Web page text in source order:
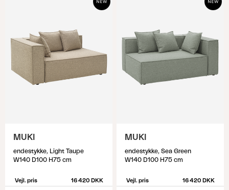
MUKI
endestykke, Light Taupe
W140 D100 H75 cm
Vejl. pris 16 420 DKK
MUKI
endestykke, Sea Green
W140 D100 H75 cm
Vejl. pris 16 420 DKK